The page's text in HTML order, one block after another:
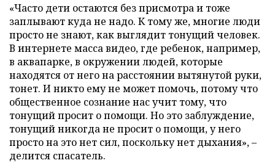
«Часто дети остаются без присмотра и тоже
заплывают куда не надо. К тому же, многие люди
просто не знают, как выглядит тонущий человек.
В интернете масса видео, где ребенок, например,
в аквапарке, в окружении людей, которые
находятся от него на расстоянии вытянутой руки,
тонет. И никто ему не может помочь, потому что
общественное сознание нас учит тому, что
тонущий просит о помощи. Но это заблуждение,
тонущий никогда не просит о помощи, у него
просто на это нет сил, поскольку нет дыхания», –
делится спасатель.